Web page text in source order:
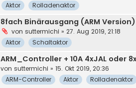
Aktor
Rolladenaktor
8fach Binärausgang (ARM
von suttermichi » 27. Aug 2019, 21:18
Aktor
Schaltaktor
ARM_Controller + 10A 4xJAL oder
von suttermichi » 15. Okt 2019, 20:36
ARM-Controller
Aktor Rolladenaktor